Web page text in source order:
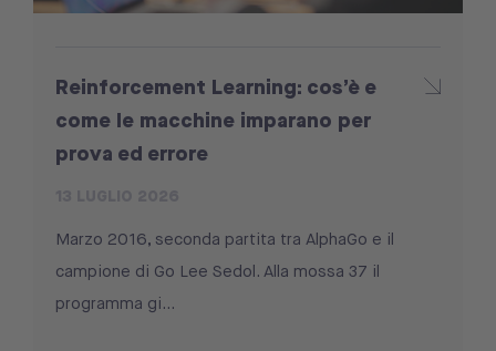
Reinforcement Learning: cos’è e
come le macchine imparano per
prova ed errore
Marzo 2016, seconda partita tra AlphaGo e il
campione di Go Lee Sedol. Alla mossa 37 il
programma gi...